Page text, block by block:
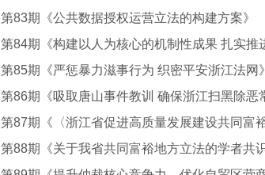
第83期《公共数据授权运营立法的构建方案》
第84期《构建以人为核心的机制性成果 扎实推
第85期《严惩暴力滋事行为 织密平安浙江法网》
第86期《吸取唐山事件教训 确保浙江扫黑除恶
第87期《〈浙江省促进高质量发展建设共同富
第88期《关于我省共同富裕地方立法的学者共